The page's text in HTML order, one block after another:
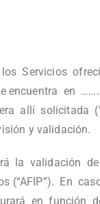
Servicios
encuentra en
allí solicitada
y validación.
la validación
(“AFIP”). En
en función